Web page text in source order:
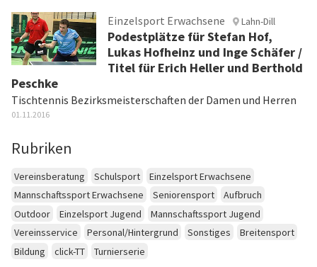
Einzelsport Erwachsene Lahn-Dill
Podestplätze für Stefan Hof,
Lukas Hofheinz und Inge Schäfer /
Titel für Erich Heller und Berthold
Peschke
Tischtennis Bezirksmeisterschaften der Damen und Herren
01.11.2016
Rubriken
Vereinsberatung Schulsport
Einzelsport Erwachsene
Mannschaftssport Erwachsene
Seniorensport
Aufbruch
Outdoor
Einzelsport Jugend
Mannschaftssport Jugend
Vereinsservice
Personal/Hintergrund Sonstiges
Breitensport
Bildung
click-TT Turnierserie